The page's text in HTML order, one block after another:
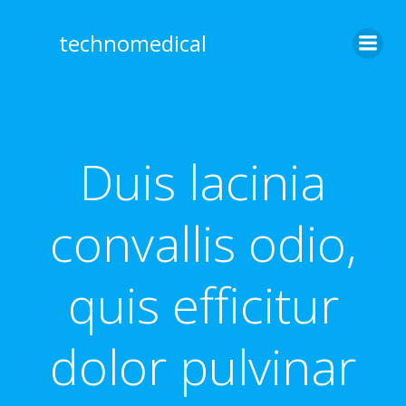
to
content
technomedical
Duis lacinia
convallis odio,
quis efficitur
dolor pulvinar